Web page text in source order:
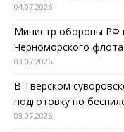
04.07.2026
Министр обороны РФ
Черноморского флота
03.07.2026
В Тверском
подготовку по
03.07.2026